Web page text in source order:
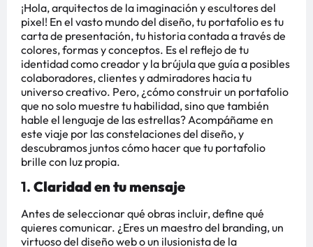
¡Hola, arquitectos de la imaginación y escultores del
pixel! En el vasto mundo del diseño, tu portafolio es tu
carta de presentación, tu historia contada a través de
colores, formas y conceptos. Es el reflejo de tu
identidad como creador y la brújula que guía a posibles
colaboradores, clientes y admiradores hacia tu
universo creativo. Pero, ¿cómo construir un portafolio
que no solo muestre tu habilidad, sino que también
hable el lenguaje de las estrellas? Acompáñame en
este viaje por las constelaciones del diseño, y
descubramos juntos cómo hacer que tu portafolio
brille con luz propia.
1. Claridad en tu mensaje
Antes de seleccionar qué obras incluir, define qué
quieres comunicar. ¿Eres un maestro del branding, un
virtuoso del diseño web o un ilusionista de la